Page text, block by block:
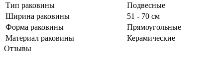
Тип раковины
Подвесные
Ширина раковины
51 - 70 см
Форма раковины
Прямоугольные
Материал раковины
Керамические
Отзывы